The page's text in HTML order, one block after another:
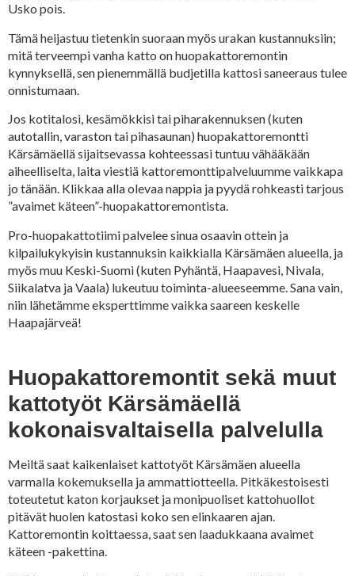
Usko pois.
Tämä heijastuu tietenkin suoraan myös urakan kustannuksiin;
mitä terveempi vanha katto on huopakattoremontin
kynnyksellä, sen pienemmällä budjetilla kattosi saneeraus tulee
onnistumaan.
Jos kotitalosi, kesämökkisi tai piharakennuksen (kuten
autotallin, varaston tai pihasaunan) huopakattoremontti
Kärsämäellä sijaitsevassa kohteessasi tuntuu vähääkään
aiheelliselta, laita viestiä kattoremonttipalveluumme vaikkapa
jo tänään. Klikkaa alla olevaa nappia ja pyydä rohkeasti tarjous
”avaimet käteen”-huopakattoremontista.
Pro-huopakattotiimi palvelee sinua osaavin ottein ja
kilpailukykyisin kustannuksin kaikkialla Kärsämäen alueella, ja
myös muu Keski-Suomi (kuten Pyhäntä, Haapavesi, Nivala,
Siikalatva ja Vaala) lukeutuu toiminta-alueeseemme. Sana vain,
niin lähetämme eksperttimme vaikka saareen keskelle
Haapajärveä!
Huopakattoremontit sekä muut
kattotyöt Kärsämäellä
kokonaisvaltaisella palvelulla
Meiltä saat kaikenlaiset kattotyöt Kärsämäen alueella
varmalla kokemuksella ja ammattiotteella. Pitkäkestoisesti
toteutetut katon korjaukset ja monipuoliset kattohuollot
pitävät huolen katostasi koko sen elinkaaren ajan.
Kattoremontin koittaessa, saat sen laadukkaana avaimet
käteen -pakettina.